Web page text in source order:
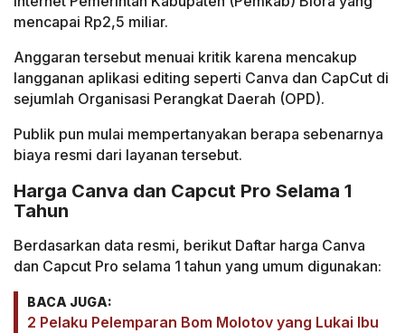
mencapai Rp2,5 miliar.
Anggaran tersebut menuai kritik karena mencakup
langganan aplikasi editing seperti Canva dan CapCut di
sejumlah Organisasi Perangkat Daerah (OPD).
Publik pun mulai mempertanyakan berapa sebenarnya
biaya resmi dari layanan tersebut.
Harga Canva dan Capcut Pro Selama 1
Tahun
Berdasarkan data resmi, berikut Daftar harga Canva
dan Capcut Pro selama 1 tahun yang umum digunakan:
BACA JUGA:
2 Pelaku Pelemparan Bom Molotov yang Lukai Ibu